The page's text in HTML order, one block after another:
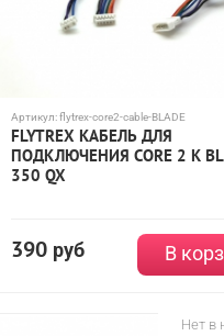
Артикул:flytrex-core2-cable-BLADE
FLYTREX КАБЕЛЬ ДЛЯ
ПОДКЛЮЧЕНИЯ CORE 2 К
350 QX
390 руб В
Нет в